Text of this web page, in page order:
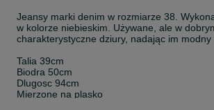
Jeansy marki denim w rozmiarze 38.
w kolorze niebieskim. Używane, ale w
charakterystyczne dziury, nadając im modny
Talia 39cm
Biodra 50cm
Dlugosc 94cm
Mierzone na plasko